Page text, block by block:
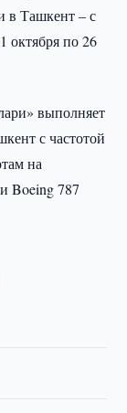
в Ташкент – с
октября по 26
выполняет
с частотой
на
Boeing 787